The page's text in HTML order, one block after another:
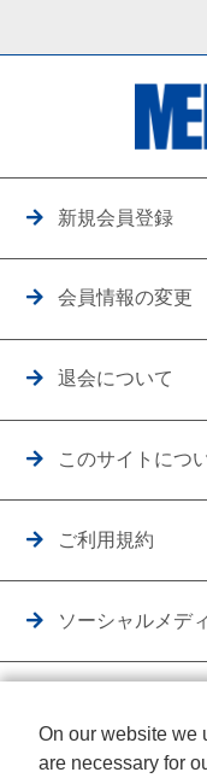
新規会員登録
会員情報の変更
退会について
このサイトにつ
ご利用規約
ソーシャルメデ
On our website we
are necessary for